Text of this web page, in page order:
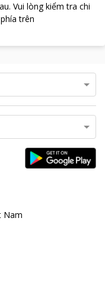
. Vui lòng kiểm tra chi
trên
Nam